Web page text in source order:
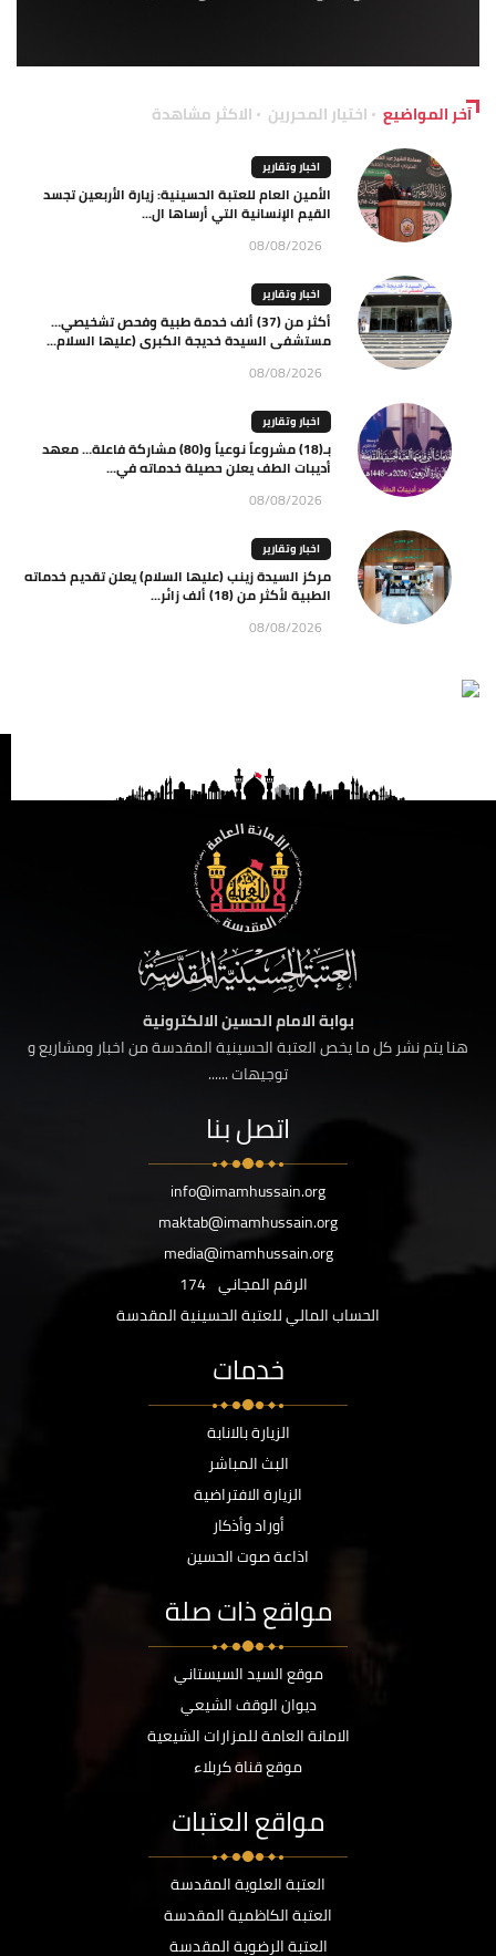
آخر المواضيع اختيار المحررين الاكثر مشاهدة
اخبار وتقارير
الأمين العام للعتبة الحسينية: زيارة الأربعين تجسد
القيم الإنسانية التي أرساها ال...
08/08/2026
اخبار وتقارير
أكثر من (37) ألف خدمة طبية وفحص تشخيصي…
مستشفى السيدة خديجة الكبرى (عليها السلام...
08/08/2026
اخبار وتقارير
بـ(18) مشروعاً نوعياً و(80) مشاركة فاعلة… معهد
أديبات الطف يعلن حصيلة خدماته في...
08/08/2026
اخبار وتقارير
مركز السيدة زينب (عليها السلام) يعلن تقديم خدماته
الطبية لأكثر من (18) ألف زائر...
08/08/2026
بوابة الامام الحسين الالكترونية
هنا يتم نشر كل ما يخص العتبة الحسينية المقدسة من اخبار ومشاريع و
توجيهات ......
اتصل بنا
info@imamhussain.org
maktab@imamhussain.org
media@imamhussain.org
الرقم المجاني 174
الحساب المالي للعتبة الحسينية المقدسة
خدمات
الزيارة بالانابة
البث المباشر
الزيارة الافتراضية
أوراد وأذكار
اذاعة صوت الحسين
مواقع ذات صلة
موقع السيد السيستاني
ديوان الوقف الشيعي
الامانة العامة للمزارات الشيعية
موقع قناة كربلاء
مواقع العتبات
العتبة العلوية المقدسة
العتبة الكاظمية المقدسة
العتبة الرضوية المقدسة